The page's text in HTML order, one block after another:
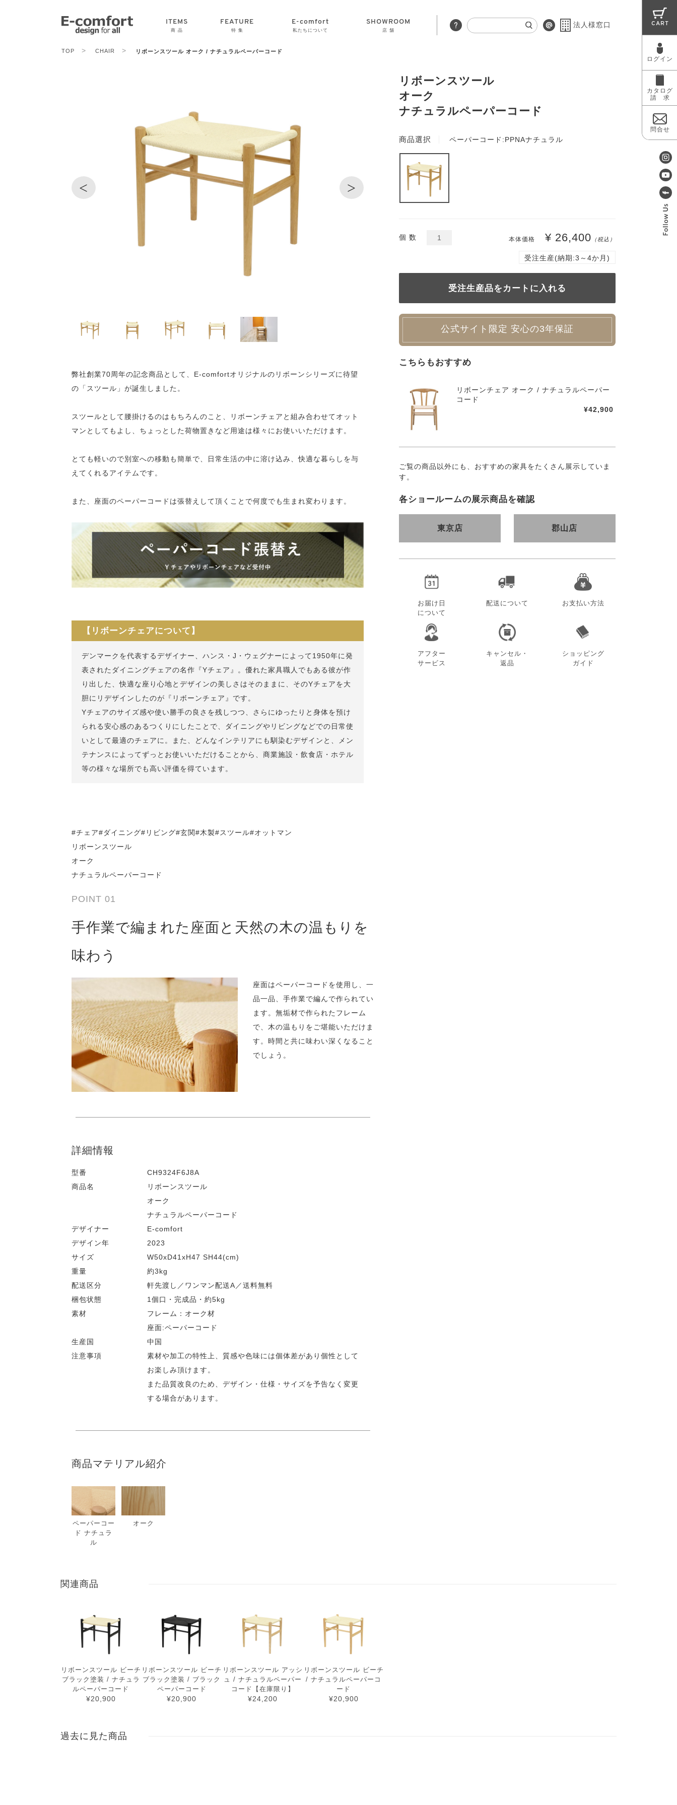
ITEMS
商 品
FEATURE
特 集
E-comfort
私たちについて
SHOWROOM
店 舗
法人様窓口 CART
ログイン
カタログ
請 求
問合せ
TOP > CHAIR > リボーンスツール オーク / ナチュラルペーパーコード
リボーンスツール
オーク
ナチュラルペーパーコード
< >
商品選択 ペーパーコード:PPNAナチュラル
個 数 本体価格 ¥ 26,400 （税込）
受注生産(納期:3～4か月)
公式サイト限定 安心の3年保証
こちらもおすすめ
リボーンチェア オーク / ナチュラルペーパー
コード
¥42,900
ご覧の商品以外にも、おすすめの家具をたくさん展示していま
す。
各ショールームの展示商品を確認
東京店 郡山店
お届け日
について
配送について お支払い方法
アフター
サービス
キャンセル・
返品
ショッピング
ガイド
弊社創業70周年の記念商品として、E-comfortオリジナルのリボーンシリーズに待望
の「スツール」が誕生しました。
スツールとして腰掛けるのはもちろんのこと、リボーンチェアと組み合わせてオット
マンとしてもよし、ちょっとした荷物置きなど用途は様々にお使いいただけます。
とても軽いので別室への移動も簡単で、日常生活の中に溶け込み、快適な暮らしを与
えてくれるアイテムです。
また、座面のペーパーコードは張替えして頂くことで何度でも生まれ変わります。
【リボーンチェアについて】
デンマークを代表するデザイナー、ハンス・J・ウェグナーによって1950年に発
表されたダイニングチェアの名作『Yチェア』。優れた家具職人でもある彼が作
り出した、快適な座り心地とデザインの美しさはそのままに、そのYチェアを大
胆にリデザインしたのが『リボーンチェア』です。
Yチェアのサイズ感や使い勝手の良さを残しつつ、さらにゆったりと身体を預け
られる安心感のあるつくりにしたことで、ダイニングやリビングなどでの日常使
いとして最適のチェアに。また、どんなインテリアにも馴染むデザインと、メン
テナンスによってずっとお使いいただけることから、商業施設・飲食店・ホテル
等の様々な場所でも高い評価を得ています。
#チェア#ダイニング#リビング#玄関#木製#スツール#オットマン
リボーンスツール
オーク
ナチュラルペーパーコード
POINT 01
手作業で編まれた座面と天然の木の温もりを
味わう
座面はペーパーコードを使用し、一
品一品、手作業で編んで作られてい
ます。無垢材で作られたフレーム
で、木の温もりをご堪能いただけま
す。時間と共に味わい深くなること
でしょう。
詳細情報
型番
CH9324F6J8A
商品名
リボーンスツール
オーク
ナチュラルペーパーコード
デザイナー
E-comfort
デザイン年
2023
サイズ
W50xD41xH47 SH44(cm)
重量
約3kg
配送区分
軒先渡し／ワンマン配送A／送料無料
梱包状態
1個口・完成品・約5kg
素材
フレーム：オーク材
座面:ペーパーコード
生産国
中国
注意事項
素材や加工の特性上、質感や色味には個体差があり個性として
お楽しみ頂けます。
また品質改良のため、デザイン・仕様・サイズを予告なく変更
する場合があります。
商品マテリアル紹介
ペーパーコー
ド ナチュラ
ル
オーク
関連商品
リボーンスツール ビーチ
ブラック塗装 / ナチュラ
ルペーパーコード
¥20,900
リボーンスツール ビーチ
ブラック塗装 / ブラック
ペーパーコード
¥20,900
リボーンスツール アッシ
ュ / ナチュラルペーパー
コード【在庫限り】
¥24,200
リボーンスツール ビーチ
/ ナチュラルペーパーコ
ード
¥20,900
過去に見た商品